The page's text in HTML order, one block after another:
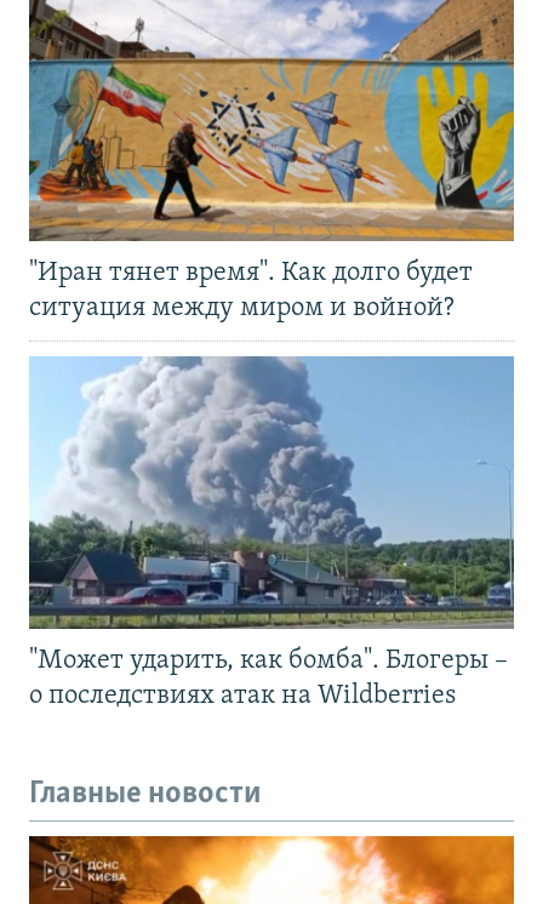
"Иран тянет время". Как долго будет
ситуация между миром и войной?
"Может ударить, как бомба". Блогеры –
о последствиях атак на Wildberries
Главные новости